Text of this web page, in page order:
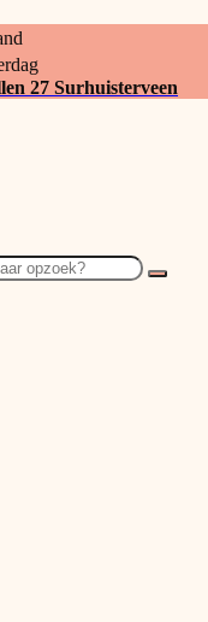
27 Surhuisterveen